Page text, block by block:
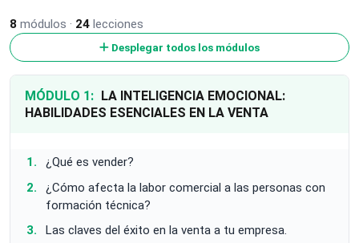
8 módulos · 24 lecciones
Desplegar todos los módulos
MÓDULO 1:
HABILIDADES ESENCIALES EN LA VENTA
¿Qué es vender?
¿Cómo afecta la labor comercial a las personas con
formación técnica?
Las claves del éxito en la venta a tu empresa.